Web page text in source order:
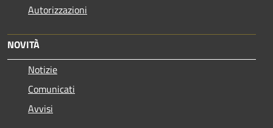
Autorizzazioni
NOVITÀ
Notizie
Comunicati
Avvisi